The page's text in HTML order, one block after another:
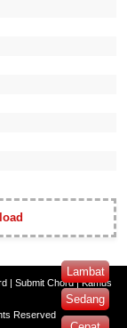
Lambat
Sedang
Submit Chord|Kamus
Reserved